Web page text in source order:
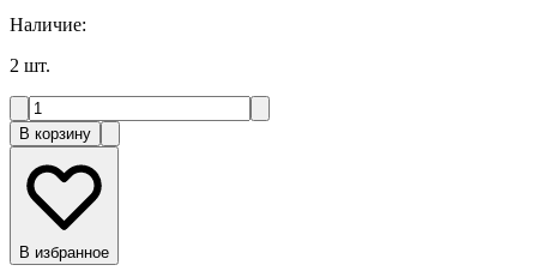
Наличие:
2 шт.
В корзину
В избранное